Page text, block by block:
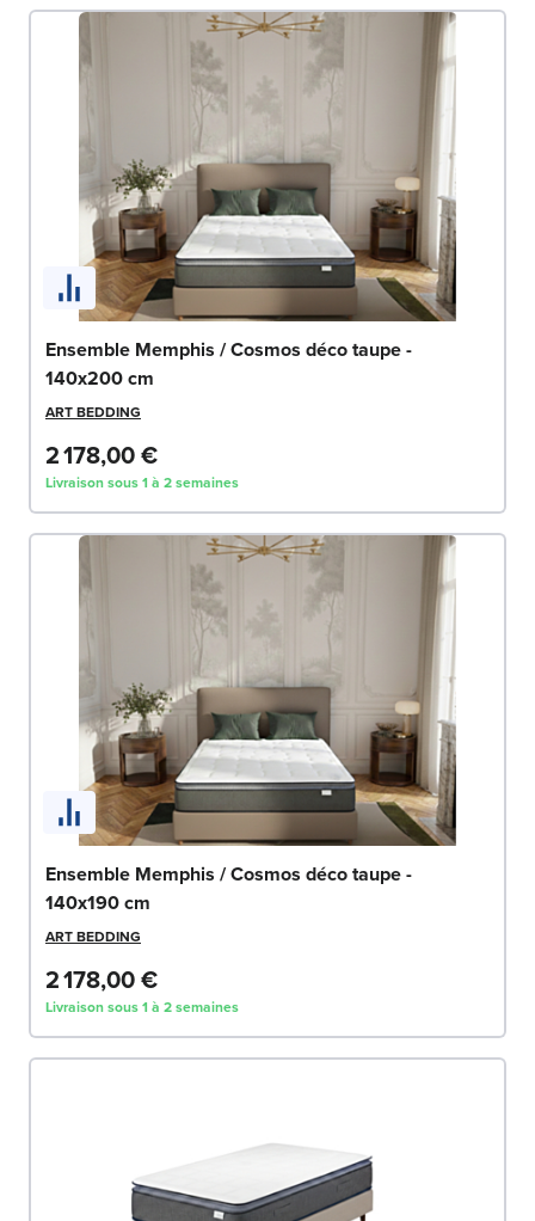
Ensemble Memphis / Cosmos déco taupe -
140x200 cm
ART BEDDING
2 178,00 €
Livraison sous 1 à 2 semaines
Ensemble Memphis / Cosmos déco taupe -
140x190 cm
ART BEDDING
2 178,00 €
Livraison sous 1 à 2 semaines